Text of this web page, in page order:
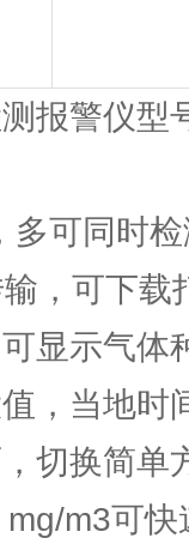
报警仪型
多可同时
，可下载
显示气
，当地时
切换简单
m3可快